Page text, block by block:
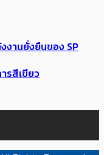
งานยั่งยืนของ SP
รสีเขียว